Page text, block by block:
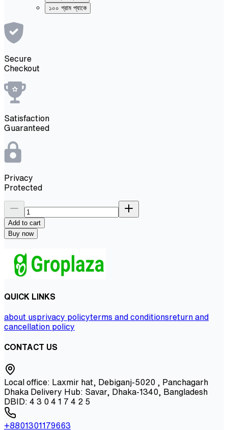
১০০ গ্রাম প্যাকে
Secure
Checkout
Satisfaction
Guaranteed
Privacy
Protected
Add to cart
Buy now
QUICK LINKS
about usprivacy policyterms and conditionsreturn and
cancellation policy
CONTACT US
Local office: Laxmir hat, Debiganj-5020 , Panchagarh
Dhaka Delivery Hub: Savar, Dhaka-1340, Bangladesh
DBID: 4 3 0 4 1 7 4 2 5
+8801301179663